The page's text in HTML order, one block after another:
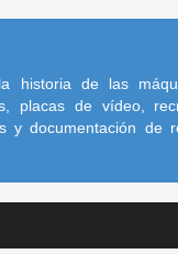
historia de las
placas de vídeo,
y documentación de